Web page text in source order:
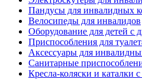
Пандусы для инвалидных
Велосипеды для инвалидов
Оборудование для детей с
Приспособления для
Аксессуары для
Санитарные
Кресла-коляски и каталки